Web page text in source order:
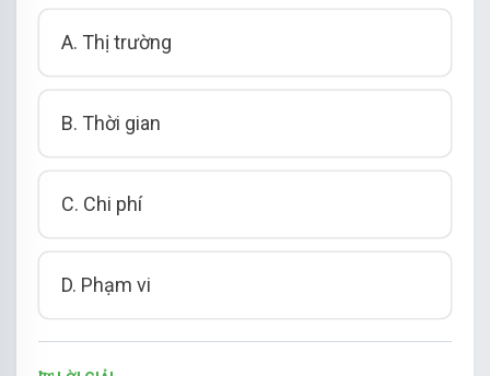
A. Thị trường
B. Thời gian
C. Chi phí
D. Phạm vi